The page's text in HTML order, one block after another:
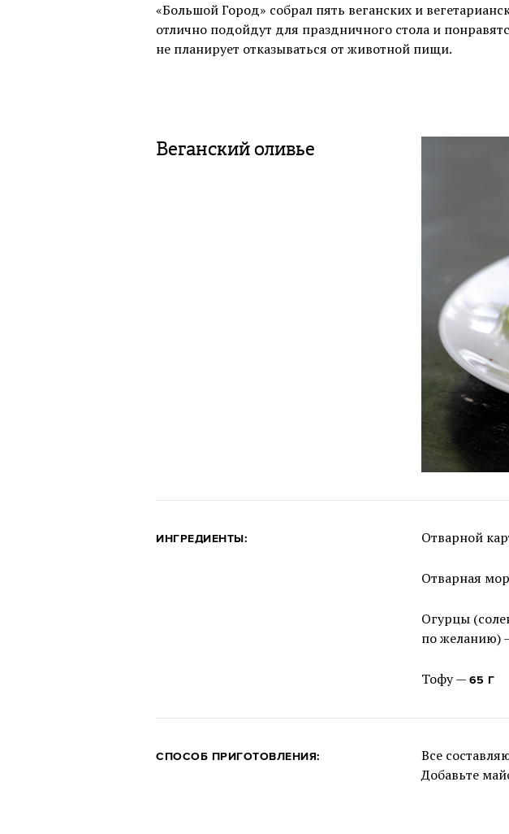
«Большой Город» собрал пять веганских и
отлично подойдут для праздничного стола и
не планирует отказываться от животной пищи.
Веганский оливье
ИНГРЕДИЕНТЫ: Отварной
Отварная
Огурцы
по желанию)
Тофу — 65 Г
СПОСОБ ПРИГОТОВЛЕНИЯ:
Все
Добавьте